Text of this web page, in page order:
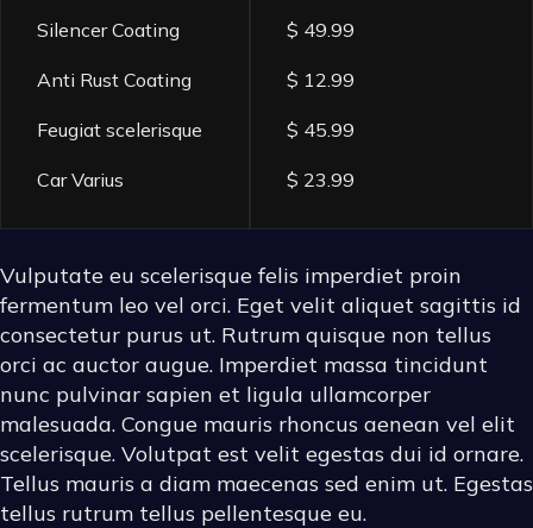
Silencer Coating $ 49.99
Anti Rust Coating $ 12.99
Feugiat scelerisque $ 45.99
Car Varius $ 23.99
Vulputate eu scelerisque felis imperdiet proin
fermentum leo vel orci. Eget velit aliquet sagittis id
consectetur purus ut. Rutrum quisque non tellus
orci ac auctor augue. Imperdiet massa tincidunt
nunc pulvinar sapien et ligula ullamcorper
malesuada. Congue mauris rhoncus aenean vel elit
scelerisque. Volutpat est velit egestas dui id ornare.
Tellus mauris a diam maecenas sed enim ut. Egestas
tellus rutrum tellus pellentesque eu.